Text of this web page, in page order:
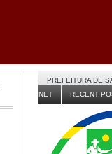
PREFEITURA DE
NET
RECENT